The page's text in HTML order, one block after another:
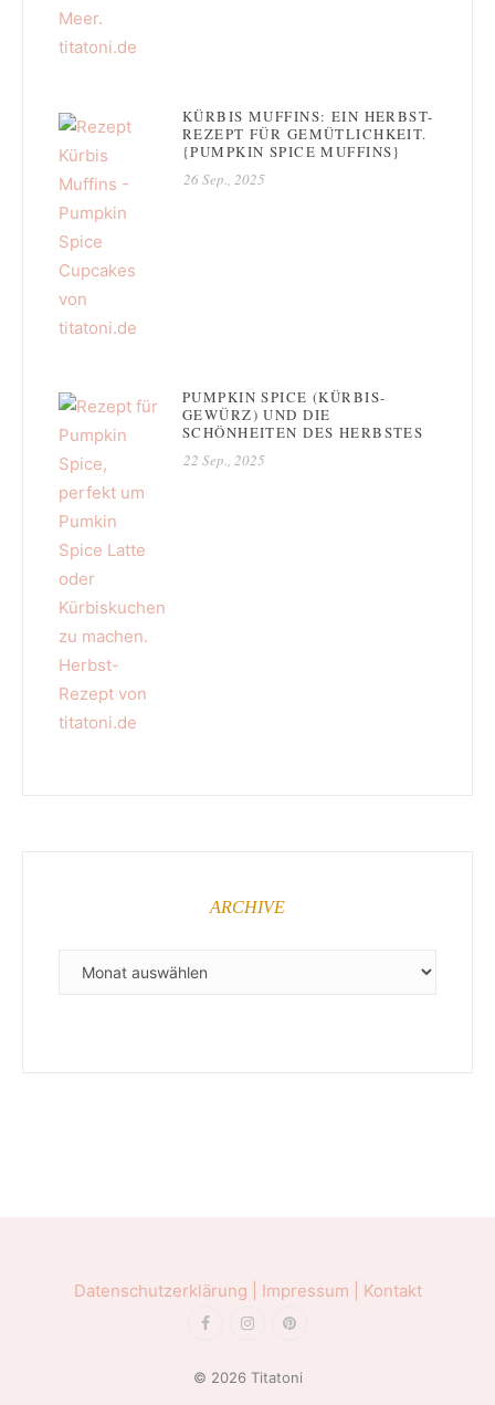
KÜRBIS MUFFINS: EIN HERBST-
REZEPT FÜR GEMÜTLICHKEIT.
{PUMPKIN SPICE MUFFINS}
26 Sep., 2025
PUMPKIN SPICE (KÜRBIS-
GEWÜRZ) UND DIE
SCHÖNHEITEN DES HERBSTES
22 Sep., 2025
ARCHIVE
ARCHIVE
Datenschutzerklärung | Impressum | Kontakt
© 2026 Titatoni